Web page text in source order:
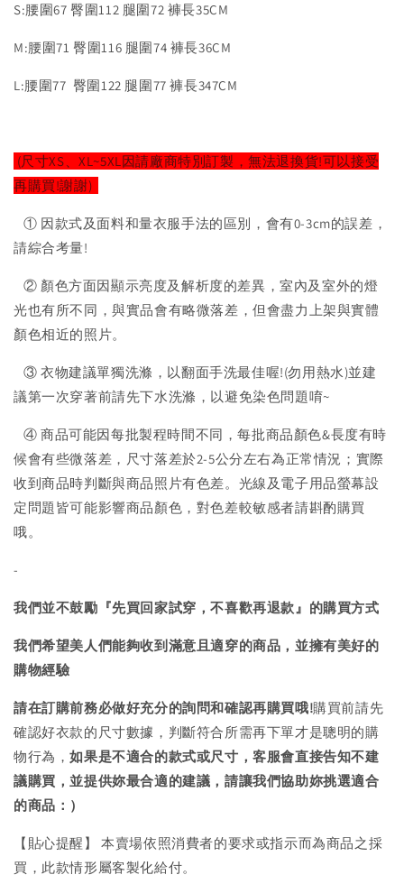
S:腰圍67 臀圍112 腿圍72 褲長35CM
M:腰圍71 臀圍116 腿圍74 褲長36CM
L:腰圍77 臀圍122 腿圍77 褲長347CM
(尺寸XS、XL~5XL因請廠商特別訂製，無法退換貨!可以接受
再購買!謝謝)
① 因款式及面料和量衣服手法的區別，會有0-3cm的誤差，
請綜合考量!
② 顏色方面因顯示亮度及解析度的差異，室內及室外的燈
光也有所不同，與實品會有略微落差，但會盡力上架與實體
顏色相近的照片。
③ 衣物建議單獨洗滌，以翻面手洗最佳喔!(勿用熱水)並建
議第一次穿著前請先下水洗滌，以避免染色問題唷~
④ 商品可能因每批製程時間不同，每批商品顏色&長度有時
候會有些微落差，尺寸落差於2-5公分左右為正常情況；實際
收到商品時判斷與商品照片有色差。光線及電子用品螢幕設
定問題皆可能影響商品顏色，對色差較敏感者請斟酌購買
哦。
-
我們並不鼓勵『先買回家試穿，不喜歡再退款』的購買方式
我們希望美人們能夠收到滿意且適穿的商品，並擁有美好的
購物經驗
請在訂購前務必做好充分的詢問和確認再購買哦!購買前請先
確認好衣款的尺寸數據，判斷符合所需再下單才是聰明的購
物行為，如果是不適合的款式或尺寸，客服會直接告知不建
議購買，並提供妳最合適的建議，請讓我們協助妳挑選適合
的商品：）
【貼心提醒】 本賣場依照消費者的要求或指示而為商品之採
買，此款情形屬客製化給付。